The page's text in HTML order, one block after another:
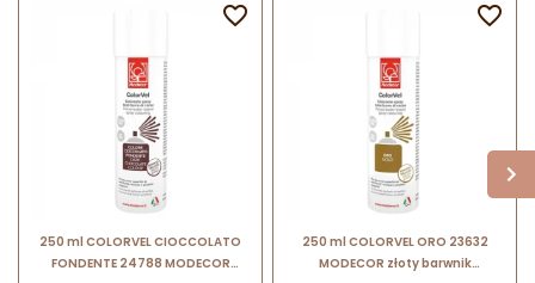
250 ml COLORVEL CIOCCOLATO
FONDENTE 24788 MODECOR

250 ml COLORVEL ORO 23632
MODECOR złoty barwnik
